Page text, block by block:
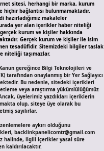
sitesi, herhangi bir marka, kurum
hiçbir bağlantısı bulunmamaktadır.
hazırladığımız makaleler
yer alan içerikler haber niteliği
kurum ve kişiler hakkında
Gerçek kurum ve kişiler ile isim
tesadüfidir. Sitemizdeki bilgiler taslak
niteliği taşımazlar.
Kanun gereğince Bilgi Teknolojileri ve
tarafından onaylanmış bir Yer Sağlayıcı
Bu nedenle, sitedeki içerikleri
veya araştırma yükümlülüğümüz
üyelerimiz yazdıkları içeriklerin
olup, siteye üye olarak bu
sayılırlar.
aykırı olduğunu
backlinkpanelicomtr@gmail.com
halinde, ilgili içerikler yasal süre
kaldırılacaktır.